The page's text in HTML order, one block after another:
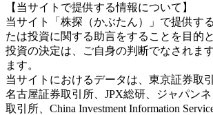
【当サイトで提供する情報について】
当サイト「株探（かぶたん）」で提供す
たは投資に関する助言をすることを目的
投資の決定は、ご自身の判断でなされま
ます。
当サイトにおけるデータは、東京証券取
名古屋証券取引所、JPX総研、ジャパン
取引所、China Investment Information